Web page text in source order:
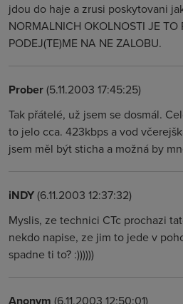
jdou do haje a zrusi poskytovani
NORMALNICH OKOLNOSTI JE
PODEJ(TE)ME NA NE ZALOBU.
Prober(5.11.2003 17:45:25)
Tak přátelé, už jsem se dosmál.
to jelo cca. 423kbps a vod
jsem měl být sticha a možná by
iNDY(6.11.2003 12:37:32)
Myslis, ze technici CTc prochazi
nekdo napise, ze jim to jede v
spadne ti to? :))))))
(6.11.2003 12:50:01)